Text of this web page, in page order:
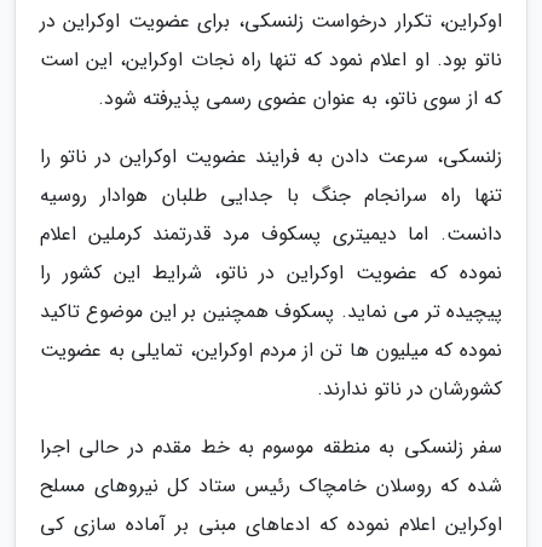
اوکراین، تکرار درخواست زلنسکی، برای عضویت اوکراین در
ناتو بود. او اعلام نمود که تنها راه نجات اوکراین، این است
که از سوی ناتو، به عنوان عضوی رسمی پذیرفته شود.
زلنسکی، سرعت دادن به فرایند عضویت اوکراین در ناتو را
تنها راه سرانجام جنگ با جدایی طلبان هوادار روسیه
دانست. اما دیمیتری پسکوف مرد قدرتمند کرملین اعلام
نموده که عضویت اوکراین در ناتو، شرایط این کشور را
پیچیده تر می نماید. پسکوف همچنین بر این موضوع تاکید
نموده که میلیون ها تن از مردم اوکراین، تمایلی به عضویت
کشورشان در ناتو ندارند.
سفر زلنسکی به منطقه موسوم به خط مقدم در حالی اجرا
شده که روسلان خامچاک رئیس ستاد کل نیروهای مسلح
اوکراین اعلام نموده که ادعاهای مبنی بر آماده سازی کی